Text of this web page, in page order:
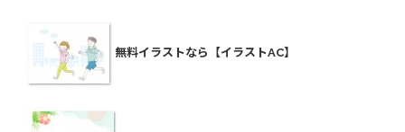
無料イラストなら【イラストAC】